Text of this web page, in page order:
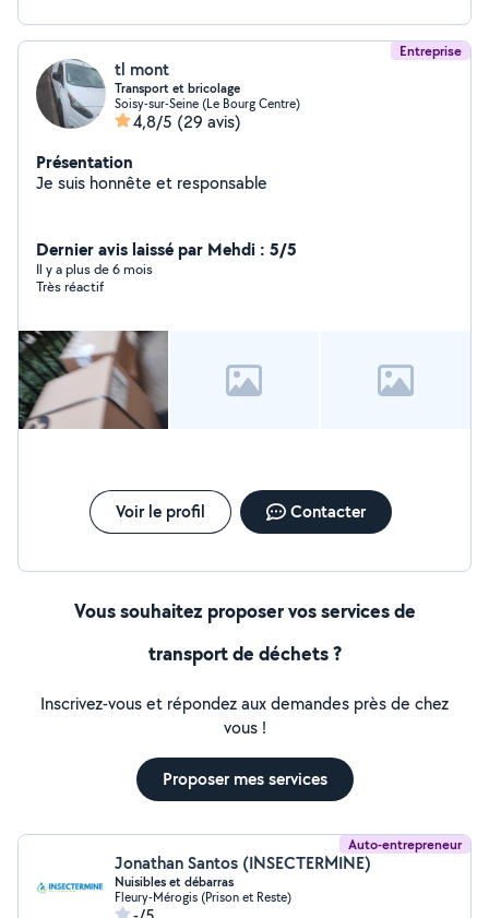
Entreprise
tl mont
Transport et bricolage
Soisy-sur-Seine (Le Bourg Centre)
4,8/5 (29 avis)
Présentation
Je suis honnête et responsable
Dernier avis laissé par Mehdi : 5/5
Il y a plus de 6 mois
Très réactif
Voir le profil Contacter
Vous souhaitez proposer vos services de
transport de déchets ?
Inscrivez-vous et répondez aux demandes près de chez
vous !
Proposer mes services
Auto-entrepreneur
Jonathan Santos (INSECTERMINE)
Nuisibles et débarras
Fleury-Mérogis (Prison et Reste)